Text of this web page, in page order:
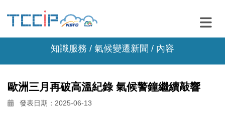
知識服務 / 氣候變遷新聞 / 內容
歐洲三月再破高溫紀錄 氣候警鐘繼續敲響
發表日期：2025-06-13